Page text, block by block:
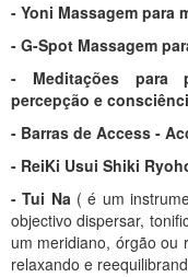
- Yoni Massagem para
- G-Spot Massagem
- Meditações para
percepção e
- Barras de Access -
- ReiKi Usui Shiki
- Tui Na( é um
objectivo dispersar,
um meridiano, órgão ou
relaxando e